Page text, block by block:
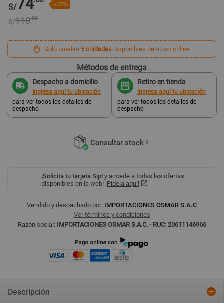
S/ -32%
S/110.00
Solo quedan 5 unidades disponibles de stock online
Métodos de entrega
Despacho a domicilio
Ingresa aquí tu ubicación
para ver todos los detalles de
despacho
Retiro en tienda
Ingresa aquí tu ubicación
para ver todos los detalles de
despacho
Consultar stock
¡Solicita tu tarjeta Sip! y accede a todas las ofertas
disponibles en la web! ¡Pídela aquí!
Vendido y despachado por: IMPORTACIONES OSMAR S.A.C
Ver términos y condiciones
Razón social: IMPORTACIONES OSMAR S.A.C. - RUC: 20611146966
Descripción